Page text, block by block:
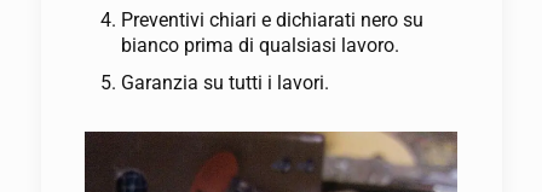
Preventivi chiari e dichiarati nero su
bianco prima di qualsiasi lavoro.
Garanzia su tutti i lavori.